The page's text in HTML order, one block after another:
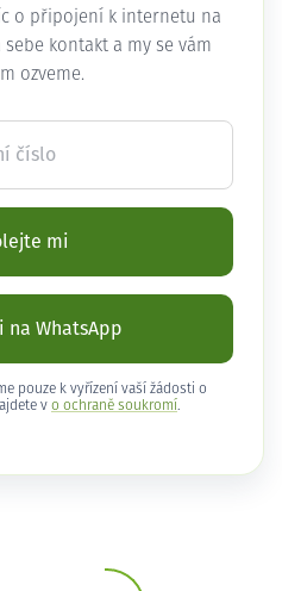
o připojení k internetu na
kontakt a my se vám
ozveme.
číslo
mi
na WhatsApp
pouze k vyřízení vaší žádosti o
v o ochraně soukromí .